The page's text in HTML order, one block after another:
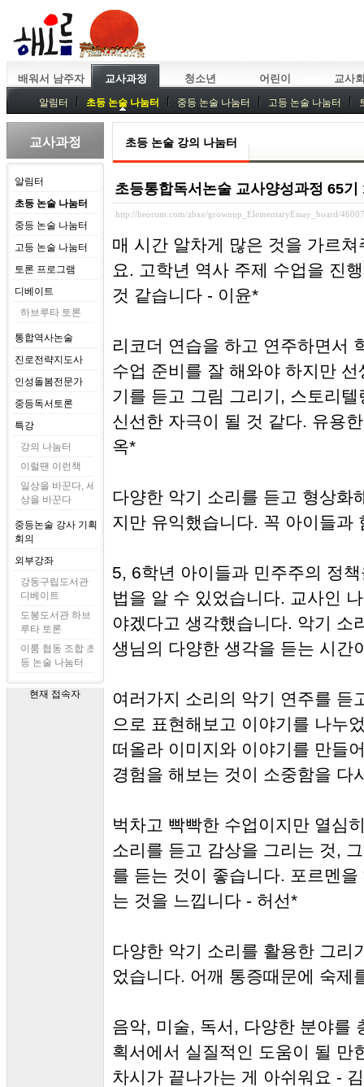
배워서 남주자 교사과정 청소년 어린이 교사
알림터 초등 논술 나눔터 중등 논술 나눔터 고등 논술 나눔터
중등독서토론
특강 중등논술 강사 기획회의 외부강좌
교사과정
알림터
초등 논술 나눔터
중등 논술 나눔터
고등 논술 나눔터
토론 프로그램
디베이트
하브루타 토론
통합역사논술
진로전략지도사
인성돌봄전문가
중등독서토론
특강
강의 나눔터
이럴땐 이런책
일상을 바꾼다, 세
상을 바꾼다
중등논술 강사 기획
회의
외부강좌
강동구립도서관
디베이트
도봉도서관 하브
루타 토론
이룸 협동 조합 초
등 논술 나눔터
현재 접속자
초등 논술 강의 나눔터
초등통합독서논술 교사양성과정 65
http://heorum.com/zbxe/grownup_ElementaryEssay_board/
매 시간 알차게 많은 것을 가르
요. 고학년 역사 주제 수업을 진
것 같습니다 - 이윤*
리코더 연습을 하고 연주하면서
수업 준비를 잘 해와야 하지만
기를 듣고 그림 그리기, 스토리
신선한 자극이 될 것 같다. 유용
옥*
다양한 악기 소리를 듣고 형상화
지만 유익했습니다. 꼭 아이들과
5, 6학년 아이들과 민주주의 정
법을 알 수 있었습니다. 교사인
야겠다고 생각했습니다. 악기 소
생님의 다양한 생각을 듣는 시간
여러가지 소리의 악기 연주를 듣
으로 표현해보고 이야기를 나누
떠올라 이미지와 이야기를 만들
경험을 해보는 것이 소중함을 다
벅차고 빡빡한 수업이지만 열심
소리를 듣고 감상을 그리는 것,
를 듣는 것이 좋습니다. 포르멘
는 것을 느낍니다 - 허선*
다양한 악기 소리를 활용한 그리
었습니다. 어깨 통증때문에 숙제
음악, 미술, 독서, 다양한 분야를
획서에서 실질적인 도움이 될 만
차시가 끝나가는 게 아쉬워요 -